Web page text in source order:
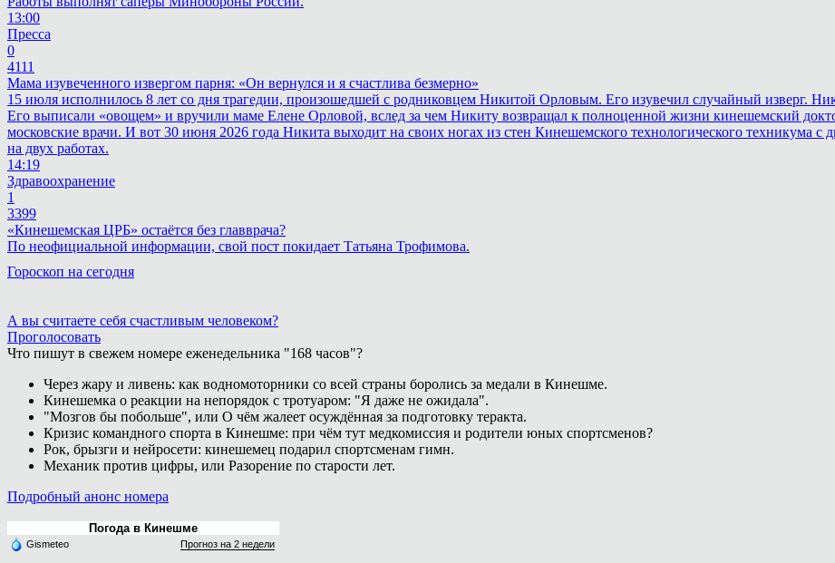
13:00
Пресса
0
4111
Мама изувеченного извергом парня: «Он вернулся и я счастлива безмерно»
15 июля исполнилось 8 лет со дня трагедии, произошедшей с родниковцем Никитой Орловым. Его изувечил случайный изверг.
Его выписали «овощем» и вручили маме Елене Орловой, вслед за чем Никиту возвращал к полноценной жизни кинешемский
московские врачи. И вот 30 июня 2026 года Никита выходит на своих ногах из стен Кинешемского технологического техникума
на двух работах.
14:19
Здравоохранение
1
3399
«Кинешемская ЦРБ» остаётся без главврача?
По неофициальной информации, свой пост покидает Татьяна Трофимова.
Гороскоп на сегодня
А вы считаете себя счастливым человеком?
Проголосовать
Что пишут в свежем номере еженедельника "168 часов"?
Через жару и ливень: как водномоторники со всей страны боролись за медали в Кинешме.
Кинешемка о реакции на непорядок с тротуаром: "Я даже не ожидала".
"Мозгов бы побольше", или О чём жалеет осуждённая за подготовку теракта.
Кризис командного спорта в Кинешме: при чём тут медкомиссия и родители юных спортсменов?
Рок, брызги и нейросети: кинешемец подарил спортсменам гимн.
Механик против цифры, или Разорение по старости лет.
Подробный анонс номера
Погода в Кинешме
Gismeteo Прогноз на 2 недели